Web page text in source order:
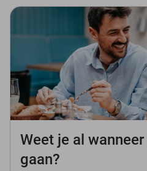
Weet je al
gaan?